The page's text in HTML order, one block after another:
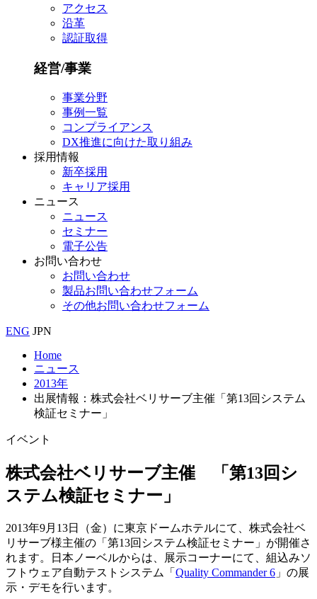
アクセス
沿革
認証取得
経営/事業
事業分野
事例一覧
コンプライアンス
DX推進に向けた取り組み
採用情報
新卒採用
キャリア採用
ニュース
ニュース
セミナー
電子公告
お問い合わせ
お問い合わせ
製品お問い合わせフォーム
その他お問い合わせフォーム
ENG JPN
Home
ニュース
2013年
出展情報：株式会社ベリサーブ主催「第13回システム
検証セミナー」
イベント
株式会社ベリサーブ主催
「第13回シ
ステム検証セミナー」
2013年9月13日（金）に東京ドームホテルにて、株式会社ベ
リサーブ様主催の「第13回システム検証セミナー」が開催さ
れます。日本ノーベルからは、展示コーナーにて、組込みソ
フトウェア自動テストシステム「 Quality Commander 6 」の展
示・デモを行います。